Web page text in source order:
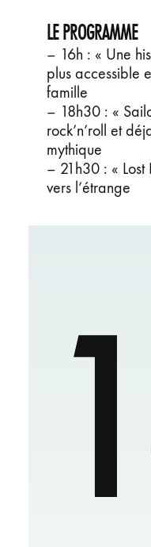
LE PROGRAMME
– 16h : « Une
plus accessible
famille
– 18h30 : «
rock’n’roll et
mythique
– 21h30 : «
vers l’étrange